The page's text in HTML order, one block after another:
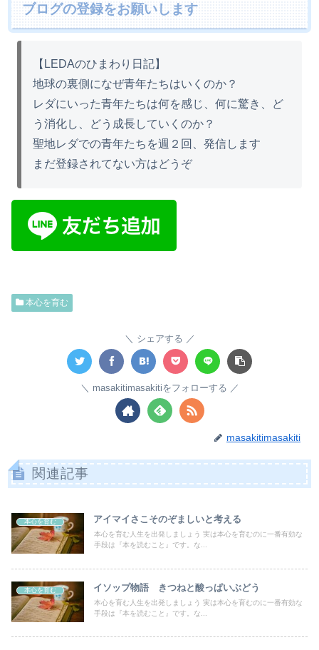
ブログの登録をお願いします
【LEDAのひまわり日記】
地球の裏側になぜ青年たちはいくのか？
レダにいった青年たちは何を感じ、何に驚き、ど
う消化し、どう成長していくのか？
聖地レダでの青年たちを週２回、発信します
まだ登録されてない方はどうぞ
本心を育む
シェアする
masakitimasakitiをフォローする
masakitimasakiti
関連記事
本心を育む アイマイさこそのぞましいと考える
本心を育む人生を出発しましょう 実は本心を育むのに一番有効な
手段は『本を読むこと』です。な...
本心を育む イソップ物語 きつねと酸っぱいぶどう
本心を育む人生を出発しましょう 実は本心を育むのに一番有効な
手段は『本を読むこと』です。な...